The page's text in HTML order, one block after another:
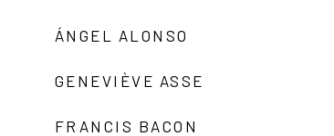
ÁNGEL ALONSO
GENEVIÈVE ASSE
FRANCIS BACON